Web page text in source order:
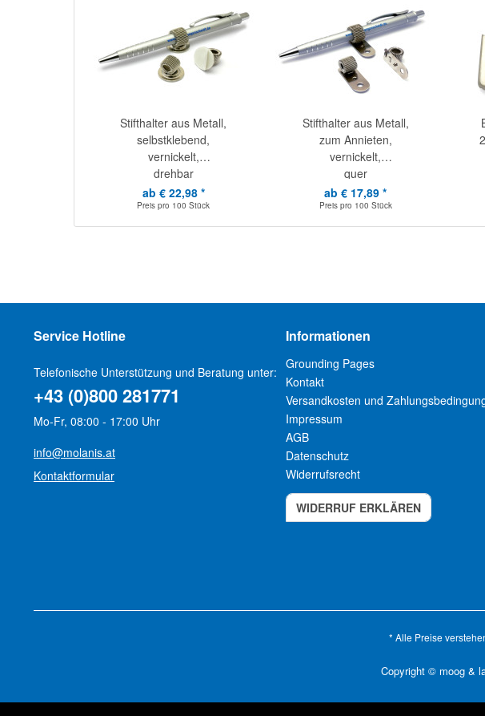
Stifthalter aus Metall,
selbstklebend,
vernickelt,
drehbar
ab € 22,98 *
Preis pro 100 Stück
Stifthalter aus Metall,
zum Annieten,
vernickelt,
quer
ab € 17,89 *
Preis pro 100 Stück
Service Hotline
Telefonische Unterstützung und Beratung unter:
+43 (0)800 281771
Mo-Fr, 08:00 - 17:00 Uhr
info@molanis.at
Kontaktformular
Informationen
Grounding Pages
Kontakt
Versandkosten und
Impressum
AGB
Datenschutz
Widerrufsrecht
WIDERRUF ERKLÄREN
* Alle Preise
Copyright © moog &